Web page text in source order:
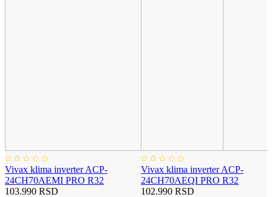
Vivax klima inverter ACP-
24CH70AEMI PRO R32
103.990 RSD
Vivax klima inverter ACP-
24CH70AEQI PRO R32
102.990 RSD